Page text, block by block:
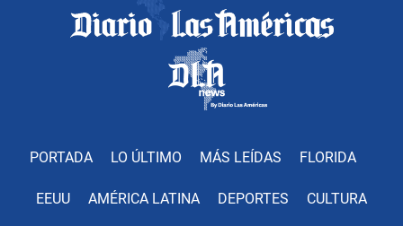
PORTADA LO ÚLTIMO MÁS LEÍDAS FLORIDA
EEUU AMÉRICA LATINA DEPORTES CULTURA